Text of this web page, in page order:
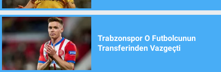
Trabzonspor O Futbolcunun
Transferinden Vazgeçti